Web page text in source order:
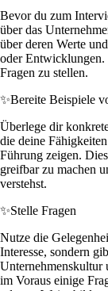
Bevor du zum
über das
über deren Werte
oder Entwicklungen.
Fragen zu stellen.
✨Bereite Beispiele
Überlege dir
die deine
Führung zeigen.
greifbar zu machen
verstehst.
✨Stelle Fragen
Nutze die
Interesse, sondern
Unternehmenskultur
im Voraus einige